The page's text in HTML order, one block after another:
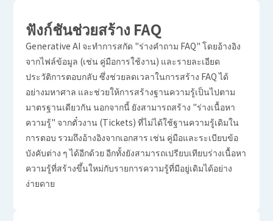
ฟังก์ชันช่วยสร้าง FAQ
Generative AI จะทำการสกัด "ร่างคำถาม FAQ" โดยอ้างอิง
จากไฟล์ข้อมูล (เช่น คู่มือการใช้งาน) และรายละเอียด
ประวัติการตอบกลับ ซึ่งช่วยลดเวลาในการสร้าง FAQ ได้
อย่างมหาศาล และช่วยให้การสร้างฐานความรู้เป็นไปตาม
มาตรฐานเดียวกัน นอกจากนี้ ยังสามารถสร้าง "ร่างเนื้อหา
ความรู้" จากตั๋วงาน (Tickets) ที่ไม่ได้ใช้ฐานความรู้เดิมใน
การตอบ รวมถึงอ้างอิงจากเอกสาร เช่น คู่มือและระเบียบข้อ
บังคับต่าง ๆ ได้อีกด้วย อีกทั้งยังสามารถเปรียบเทียบร่างเนื้อหา
ความรู้ที่สร้างขึ้นใหม่กับรายการความรู้ที่มีอยู่เดิมได้อย่าง
ง่ายดาย